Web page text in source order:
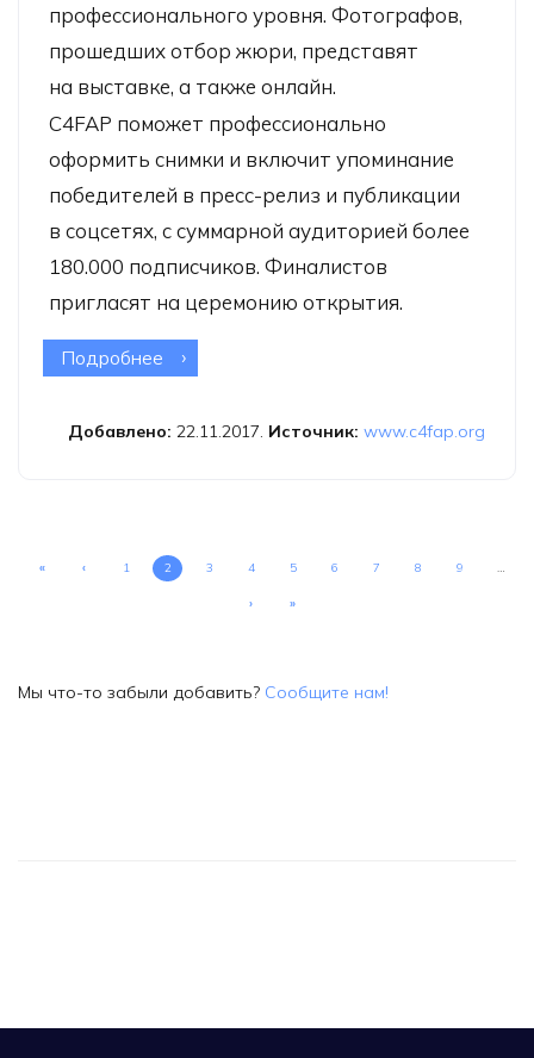
профессионального уровня. Фотографов,
прошедших отбор жюри, представят
на выставке, а также онлайн.
C4FAP поможет профессионально
оформить снимки и включит упоминание
победителей в пресс-релиз и публикации
в соцсетях, с суммарной аудиторией более
180.000 подписчиков. Финалистов
пригласят на церемонию открытия.
Подробнее о Конкурс «Пейзажи» (Landscapes
Добавлено: 22.11.2017. Источник: www.c4fap.org
« ‹ 1 2 3 4 5 6 7 8 9 …
› »
Мы что-то забыли добавить? Сообщите нам!